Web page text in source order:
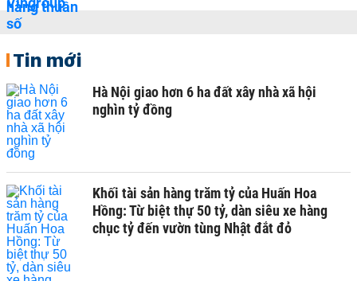
Tin mới
Hà Nội giao hơn 6 ha đất xây nhà xã hội
nghìn tỷ đồng
Khối tài sản hàng trăm tỷ của Huấn Hoa
Hồng: Từ biệt thự 50 tỷ, dàn siêu xe hàng
chục tỷ đến vườn tùng Nhật đắt đỏ